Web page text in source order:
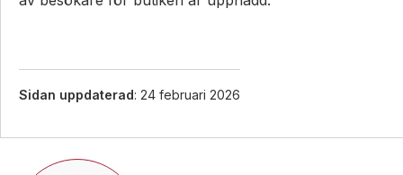
Sidan uppdaterad: 24 februari 2026